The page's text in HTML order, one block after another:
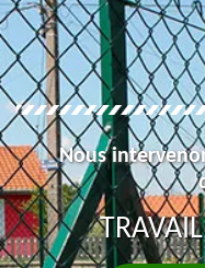
Nous